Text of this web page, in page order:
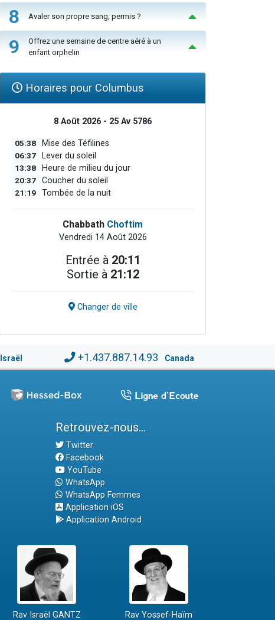
8 Avaler son propre sang, permis ?
9
Offrez une semaine de centre aéré à un
enfant orphelin
Horaires pour Columbus
8 Août 2026 - 25 Av 5786
05:38 Mise des Téfilines
06:37 Lever du soleil
13:38 Heure de milieu du jour
20:37 Coucher du soleil
21:19 Tombée de la nuit
Chabbath Choftim
Vendredi 14 Août 2026
Entrée à 20:11
Sortie à 21:12
Changer de ville
Israël +1.437.887.14.93 Canada
Retrouvez-nous...
Twitter
Facebook
YouTube
WhatsApp
WhatsApp Femmes
Application iOS
Application Android
Rav Israël GANTZ Rav Yossef-Haïm